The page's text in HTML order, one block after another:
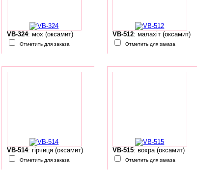
VB-324: мох (оксамит)
Отметить для заказа
VB-512: малахіт (оксамит)
Отметить для заказа
VB-514: гірчиця (оксамит)
Отметить для заказа
VB-515: вохра (оксамит)
Отметить для заказа